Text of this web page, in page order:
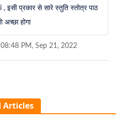
प्रकार से सारे स्तुति स्तोत्र पाठ
होगा
PM, Sep 21, 2022
Articles